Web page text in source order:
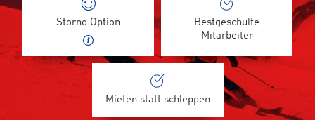
Storno Option
Bestgeschulte
Mitarbeiter
Mieten statt schleppen